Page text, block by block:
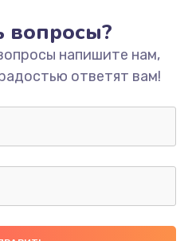
вопросы?
напишите нам,
ответят вам!